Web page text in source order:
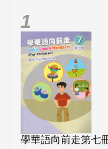
1
學華語向前走第七